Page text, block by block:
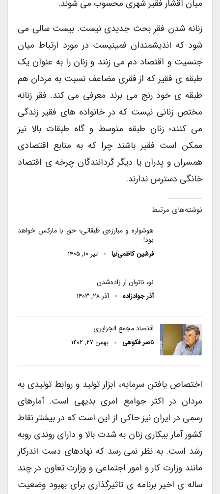
میان اقشار فقیر شهری محسوب می شوند.
زنانه شدن فقر بحث جدیدی نیست. بیست سالی می
شود که اندیشمندان فمینیست در مورد ارتباط میان
جنسیت و اقتصاد دم می زنند و زنان را به عنوان یک
طبقه ی فقیر که از فقری مضاعف نسبت به مردان هم
طبقه ی خود رنج می برند معرفی می کند. فقر زنانه
مختص زنانی نیست که در خانواده های فقیر زندگی
می کنند؛ زنان طبقه متوسط و گاه طبقات بالا نیز
ممکن است فقیر باشند چرا که به منابع اقتصادی
همسران و پدران یا دیگر گردانندگان چرخه ی اقتصاد
خانگی دسترس ندارند.
نوشته‌های مرتبط
هوشواره و مبارزه‌ی طبقاتی؛ حق با مارکس خواهد
بود!
فرشین کاظمی‌نیا تیر ۱۰, ۱۴۰۵
نو، ناتوان از زاده‌شدن
آذر جوادزاده آذر ۲۸, ۱۴۰۳
اقتصاد مجمع الجزایری
ناصر فکوهی بهمن ۲۷, ۱۴۰۲
اختصاص یافتن سرمایه، ابزار تولید و روابط تولیدی به
مردان در اکثر جوامع امری بدیهی است. آمارهای
رسمی در ایران نیز حاکی از این است که در بیشتر نقاط
کشور آمار بیکاری زنان به شدت بالا و دارای روندی روبه
رشد است. به نظر نمی رسد که نهادهای دست اندرکار
مانند وزارت کار و امور اجتماعی و وزارت تعاون در چند
ساله ی اخیر برنامه ی تاثیرگذاری برای بهبود وضعیت